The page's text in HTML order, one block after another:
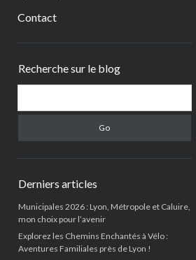
Contact
Recherche sur le blog
Derniers articles
Municipales 2026 : Lyon, Métropole et Caluire,
mon choix pour l’avenir
Explorez les Chemins Enchantés à Vélo :
Aventures Familiales près de Lyon !